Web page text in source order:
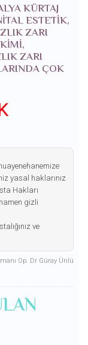
KÜRTAJ
ESTETIK,
ZARI
ZARI
ÇOK
yasal haklarınız
Hakları
gizli
ve
Op. Dr Güray Ünlü